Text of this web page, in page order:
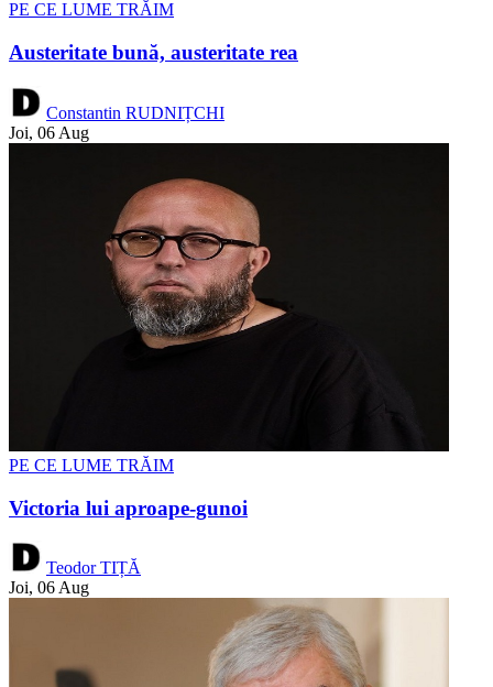
PE CE LUME TRĂIM
Austeritate bună, austeritate rea
Constantin RUDNIȚCHI
Joi, 06 Aug
PE CE LUME TRĂIM
Victoria lui aproape-gunoi
Teodor TIȚĂ
Joi, 06 Aug